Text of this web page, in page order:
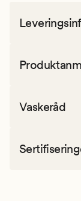
Vaskeråd